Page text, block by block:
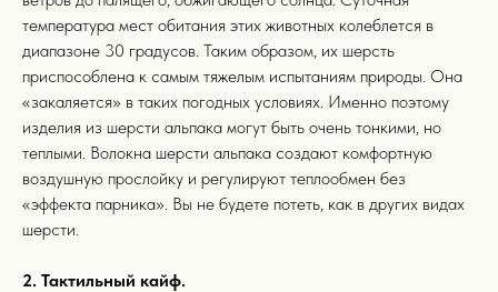
температура мест обитания этих животных колеблется в
диапазоне 30 градусов. Таким образом, их шерсть
приспособлена к самым тяжелым испытаниям природы. Она
«закаляется» в таких погодных условиях. Именно поэтому
изделия из шерсти альпака могут быть очень тонкими, но
теплыми. Волокна шерсти альпака создают комфортную
воздушную прослойку и регулируют теплообмен без
«эффекта парника». Вы не будете потеть, как в других видах
шерсти.
2. Тактильный кайф.